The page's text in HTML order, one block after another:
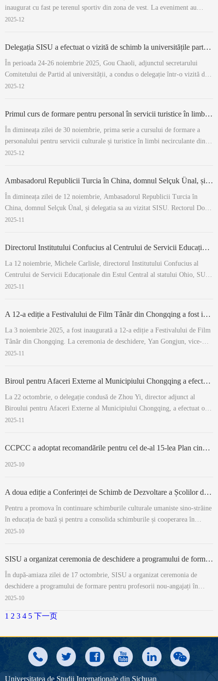
inaugurat cu fast pe terenul sportiv din zona de vest. La eveniment au
participat Liu Sifang, secretarul Comitetului Partidului Universității, care a
2025-12
Delegația SISU a efectuat o vizită de schimb la universitățile partenere din Marea Britanie
În perioada 24-26 noiembrie 2025, Gou Chaoli, adjunctul secretarului
Comitetului de Partid al universității, a condus o delegație într-o vizită de
schimb la Manchester Metropolitan University, Lancaster University și
2025-12
Primul curs de formare pentru personal în servicii turistice în limbi necirculante din Chongqing deschis la SISU
În dimineața zilei de 30 noiembrie, prima serie a cursului de formare a
personalului pentru servicii culturale și turistice în limbi necirculante din
municipiul Chongqing a fost inaugurată oficial în Sala Internațională de
2025-12
Ambasadorul Republicii Turcia în China, domnul Selçuk Ünal, și delegatia sa au vizitat SISU
În dimineața zilei de 12 noiembrie, Ambasadorul Republicii Turcia în
China, domnul Selçuk Ünal, și delegatia sa au vizitat SISU. Rectorul Dong
Hongchuan i-a primit pe oaspeți. Dong Hongchuan și-a exprimat
2025-11
Directorul Institutului Confucius al Centrului de Servicii Educaționale din Estul Central al statului Ohio, SUA, a efectuat o vizită la universitatea noastră
La 12 noiembrie, Michele Carlisle, directorul Institutului Confucius al
Centrului de Servicii Educaționale din Estul Central al statului Ohio, SUA,
a efectuat o vizită la universitatea noastră. Rectorul Dong Hongchuan a
2025-11
A 12-a ediție a Festivalului de Film Tânăr din Chongqing a fost inaugurată
La 3 noiembrie 2025, a fost inaugurată a 12-a ediție a Festivalului de Film
Tânăr din Chongqing. La ceremonia de deschidere, Yan Gongjun, vice-
rectorul SISU, a ținut un discurs. El a trecut în revistă cei 12 ani de
2025-11
Biroul pentru Afaceri Externe al Municipiului Chongqing a efectuat o vizită la SISU
La 22 octombrie, o delegație condusă de Zhou Yi, director adjunct al
Biroului pentru Afaceri Externe al Municipiului Chongqing, a efectuat o
vizită de documentare la universitatea noastră. Liu Sifang, secretar al
2025-11
CCPCC a adoptat recomandările pentru cel de-al 15-lea Plan cincinal
2025-10
A doua ediție a Conferinței de Schimb de Dezvoltare a Școlilor din Alianța Internațională pentru Educație de Bază s-a desfășurat la SISU
Pentru a promova în continuare schimburile culturale umaniste sino-străine
în educația de bază și pentru a consolida schimburile și cooperarea în
domeniul educației de bază între SISU și țările de-a lungul Inițiativei „O
2025-10
SISU a organizat ceremonia de deschidere a programului de formare pentru profesorii nou-angajați în 2025
În după-amiaza zilei de 17 octombrie, SISU a organizat ceremonia de
deschidere a programului de formare pentru profesorii nou-angajați în
2025. Secretarul de partid Liu Sifang a participat la ceremonie și a predat
profesorilo...
2025-10
1 2 3 4 5 下一页
Universitatea de Studii Internaționale din Sichuan